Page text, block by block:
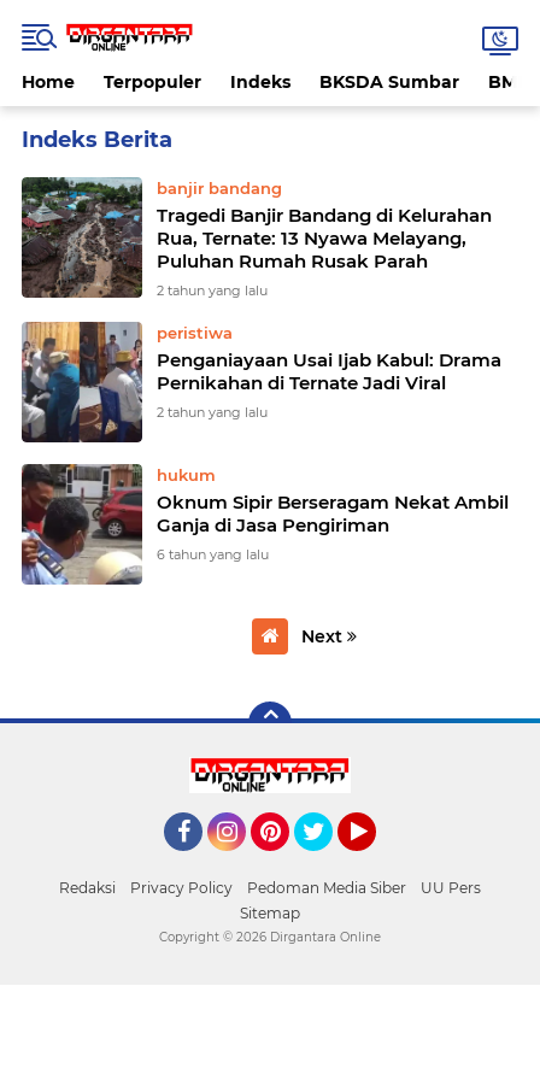
Home Terpopuler Indeks BKSDA Sumbar
banjir bandang
Tragedi Banjir Bandang di Kelurahan
Rua, Ternate: 13 Nyawa Melayang,
Puluhan Rumah Rusak Parah
2 tahun yang lalu
peristiwa
Penganiayaan Usai Ijab Kabul: Drama
Pernikahan di Ternate Jadi Viral
2 tahun yang lalu
hukum
Oknum Sipir Berseragam Nekat Ambil
Ganja di Jasa Pengiriman
6 tahun yang lalu
Next
Redaksi Privacy Policy Pedoman Media Siber
UU Pers
Sitemap
Copyright © 2026 Dirgantara Online